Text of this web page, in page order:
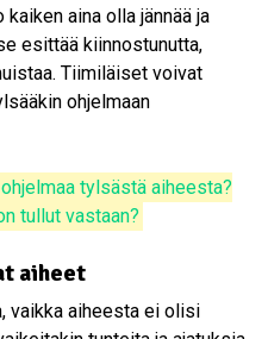
aina olla jännää ja
esittää kiinnostunutta,
Tiimiläiset voivat
ohjelmaan
tylsästä aiheesta?
tullut vastaan?
aiheet
vaikka aiheesta ei olisi